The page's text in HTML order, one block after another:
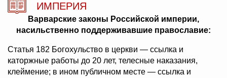
ИМПЕРИЯ
Варварские законы Российской империи,
насильственно поддерживавшие православие:
Статья 182 Богохульство в церкви — ссылка и
каторжные работы до 20 лет, телесные наказания,
клеймение; в ином публичном месте — ссылка и